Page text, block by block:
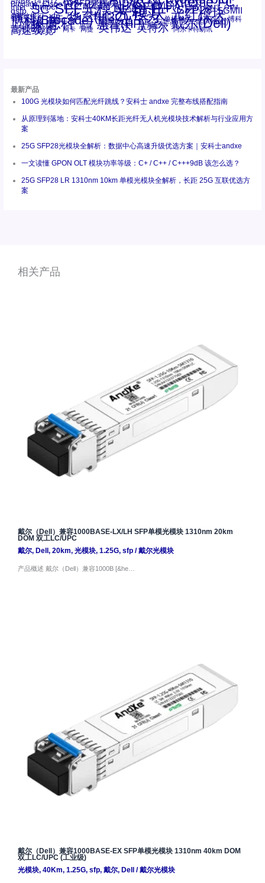
Brocade Cisco CSFP光模块 DAC Dell
Intel Juniper LC MPO-LC Netgear NVIDIA OM2 OM3 OM4
qsfp SC SFF光模块 SFP+ SFP28 SGMII
st螺纹接口 xfp 万兆 交换机 光模块 光纤模块
千兆光模块 华三 华三(H3C) 华为 单模单芯 单模双芯 博科
博科(Brocade) 博通 友讯 多模 安华高 安华高(Avago)
工业级 思科 惠普 惠普(HP) 戴尔 戴尔(Dell)
百兆 瞻博 网卡 网捷 英伟达 英特尔 阿尔卡特朗讯
高速线缆
最新产品
100G 光模块如何匹配光纤跳线？安科士 andxe 完整布线搭配指南
从原理到落地：安科士40KM长距光纤无人机光模块技术解析与行业应用方
案
25G SFP28光模块全解析：数据中心高速升级优选方案｜安科士andxe
一文读懂 GPON OLT 模块功率等级：C+ / C++ / C+++9dB 该怎么选？
25G SFP28 LR 1310nm 10km 单模光模块全解析，长距 25G 互联优选方
案
相关产品
戴尔（Dell）兼容1000BASE-LX/LH SFP单模光模块 1310nm 20km
DOM 双工LC/UPC
戴尔, Dell , 20km, 光模块, 1.25G, sfp/戴尔光模块
产品概述 戴尔（Dell）兼容1000B [&he…
戴尔（Dell）兼容1000BASE-EX SFP单模光模块 1310nm 40km DOM
双工LC/UPC (工业级)
光模块, 40Km, 1.25G, sfp, 戴尔, Dell /戴尔光模块